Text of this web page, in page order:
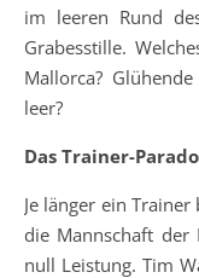
im leeren Rund
Grabesstille.
Mallorca?
leer?
Das Trainer-
Je länger ein
die Mannschaft der
null Leistung. Tim